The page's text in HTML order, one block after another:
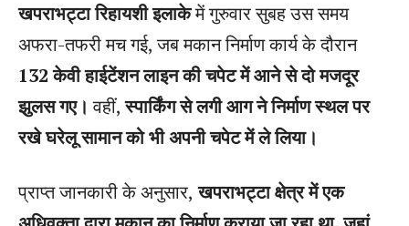
खपराभट्टा रिहायशी इलाकेमें गुरुवार सुबह उस समय
अफरा-तफरी मच गई, जब मकान निर्माण कार्य के दौरान
132 केवी हाईटेंशन लाइन की चपेट में आने से दो मजदूर
झुलस गए। वहीं,स्पार्किंग से लगी आग ने निर्माण स्थल पर
रखे घरेलू सामान को भी अपनी चपेट में ले लिया।
प्राप्त जानकारी के अनुसार, खपराभट्टा क्षेत्र में एक